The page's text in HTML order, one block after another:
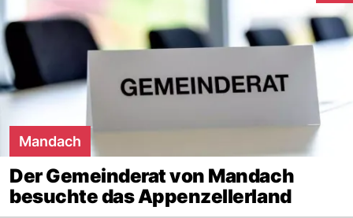
Mandach
Der Gemeinderat von Mandach
besuchte das Appenzellerland